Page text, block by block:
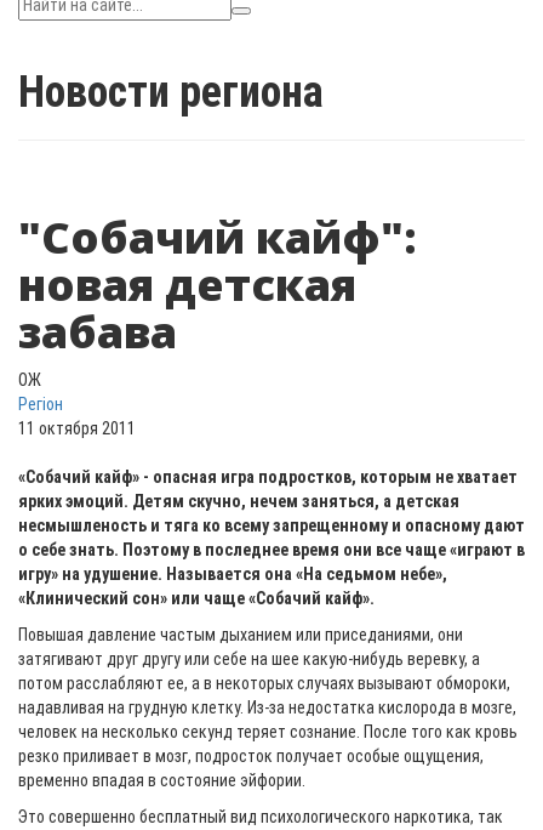
Новости региона
"Собачий кайф":
новая детская
забава
ОЖ
Регіон
11 октября 2011
«Собачий кайф» - опасная игра подростков, которым не хватает
ярких эмоций. Детям скучно, нечем заняться, а детская
несмышленость и тяга ко всему запрещенному и опасному дают
о себе знать. Поэтому в последнее время они все чаще «играют в
игру» на удушение. Называется она «На седьмом небе»,
«Клинический сон» или чаще «Собачий кайф».
Повышая давление частым дыханием или приседаниями, они
затягивают друг другу или себе на шее какую-нибудь веревку, а
потом расслабляют ее, а в некоторых случаях вызывают обмороки,
надавливая на грудную клетку. Из-за недостатка кислорода в мозге,
человек на несколько секунд теряет сознание. После того как кровь
резко приливает в мозг, подросток получает особые ощущения,
временно впадая в состояние эйфории.
Это совершенно бесплатный вид психологического наркотика, так